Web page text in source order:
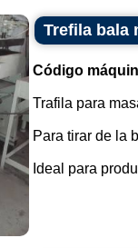
Trefila bala
Código
Trafila para
Para tirar de la
Ideal para